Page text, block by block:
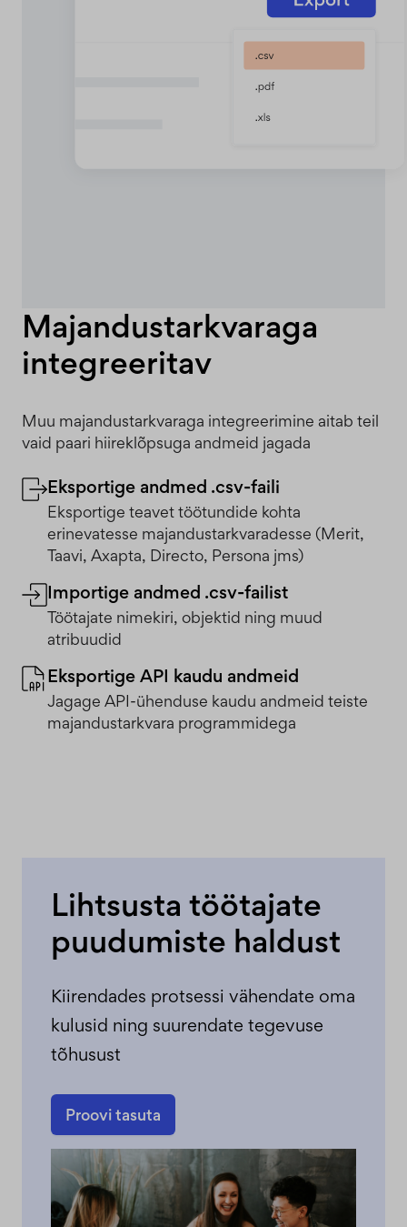
Majandustarkvaraga
integreeritav
Muu majandustarkvaraga integreerimine aitab teil
vaid paari hiireklõpsuga andmeid jagada
Eksportige andmed .csv-faili
Eksportige teavet töötundide kohta
erinevatesse majandustarkvaradesse (Merit,
Taavi, Axapta, Directo, Persona jms)
Importige andmed .csv-failist
Töötajate nimekiri, objektid ning muud
atribuudid
Eksportige API kaudu andmeid
Jagage API-ühenduse kaudu andmeid teiste
majandustarkvara programmidega
Lihtsusta töötajate
puudumiste haldust
Kiirendades protsessi vähendate oma
kulusid ning suurendate tegevuse
tõhusust
Proovi tasuta